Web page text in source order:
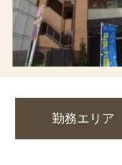
勤務エリア